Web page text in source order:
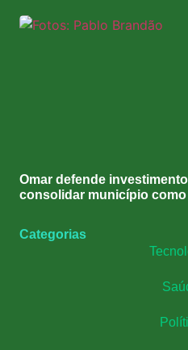
Omar defende
consolidar município
Categorias